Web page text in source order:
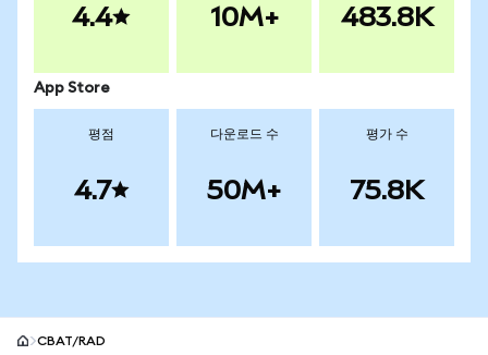
4.4 10M+ 483.8K
App Store
평점
4.7
다운로드 수
50M+
평가 수
75.8K
CBAT/RAD